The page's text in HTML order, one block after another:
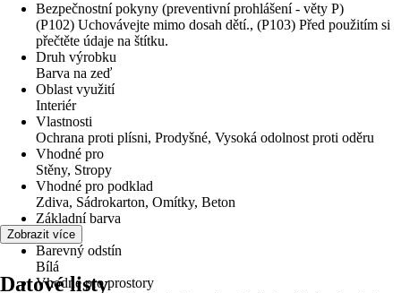
Bezpečnostní pokyny (preventivní prohlášení - věty P)
(P102) Uchovávejte mimo dosah dětí., (P103) Před použitím si
přečtěte údaje na štítku.
Druh výrobku
Barva na zeď
Oblast využití
Interiér
Vlastnosti
Ochrana proti plísni, Prodyšné, Vysoká odolnost proti oděru
Vhodné pro
Stěny, Stropy
Vhodné pro podklad
Zdiva, Sádrokarton, Omítky, Beton
Základní barva
Bílá
Barevný odstín
Bílá
Vhodné pro prostory
Zobrazit více
Datové listy